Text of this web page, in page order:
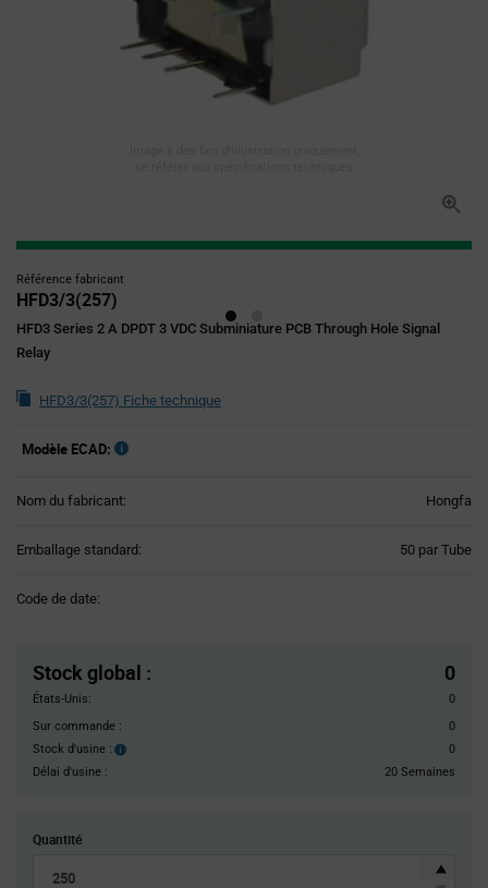
Référence fabricant
HFD3/3(257)
HFD3 Series 2 A DPDT 3 VDC Subminiature PCB Through Hole Signal
Relay
HFD3/3(257) Fiche technique
Modèle ECAD:
Nom du fabricant: Hongfa
Emballage standard: 50 par Tube
Code de date:
Stock global : 0
États-Unis:
0
Sur commande :
0
Stock d'usine :
Stock
0
Délai d'usine :
20 Semaines
Quantité